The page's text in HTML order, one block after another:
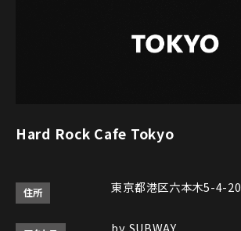
Hard Rock Cafe Tokyo
住所 東京都港区六本木5-4-20